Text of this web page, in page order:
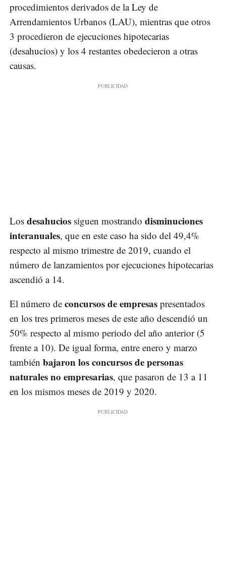
procedimientos derivados de la Ley de
Arrendamientos Urbanos (LAU), mientras que otros
3 procedieron de ejecuciones hipotecarias
(desahucios) y los 4 restantes obedecieron a otras
causas.
Los desahucios siguen mostrando disminuciones
interanuales, que en este caso ha sido del 49,4%
respecto al mismo trimestre de 2019, cuando el
número de lanzamientos por ejecuciones hipotecarias
ascendió a 14.
El número de concursos de empresas presentados
en los tres primeros meses de este año descendió un
50% respecto al mismo periodo del año anterior (5
frente a 10). De igual forma, entre enero y marzo
también bajaron los concursos de personas
naturales no empresarias, que pasaron de 13 a 11
en los mismos meses de 2019 y 2020.